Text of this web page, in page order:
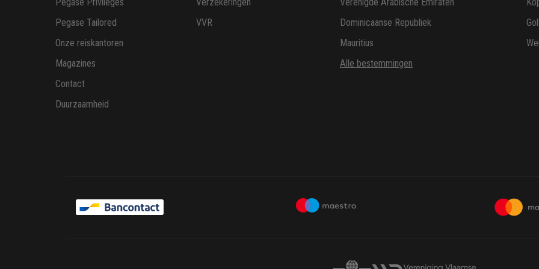
Pegase Tailored
Onze reiskantoren
Magazines
Contact
Duurzaamheid
VVR
Dominicaanse Republiek
Mauritius
Alle bestemmingen